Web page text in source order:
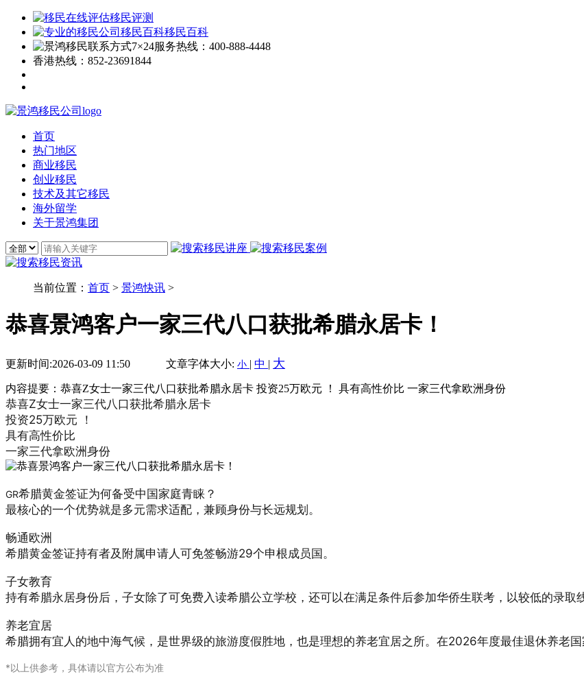
移民评测
移民百科
7×24服务热线： 400-888-4448
香港热线： 852-23691844
首页
热门地区
商业移民
创业移民
技术及其它移民
海外留学
关于景鸿集团
当前位置： 首页 > 景鸿快讯 >
恭喜景鸿客户一家三代八口获批希腊永居卡！
更新时间:2026-03-09 11:50 文章字体大小: 小 | 中 | 大
内容提要：恭喜Z女士一家三代八口获批希腊永居卡 投资25万欧元 ！ 具有高性价比 一家三代拿欧洲身份
恭喜Z女士一家三代八口获批希腊永居卡
投资25万欧元 ！
具有高性价比
一家三代拿欧洲身份
GR希腊黄金签证为何备受中国家庭青睐？
最核心的一个优势就是多元需求适配，兼顾身份与长远规划。
畅通欧洲
希腊黄金签证持有者及附属申请人可免签畅游29个申根成员国。
子女教育
持有希腊永居身份后，子女除了可免费入读希腊公立学校，还可以在满足条件后参加华侨生联考，以较低的录取
️养老宜居
希腊拥有宜人的地中海气候，是世界级的旅游度假胜地，也是理想的养老宜居之所。在2026年度最佳退休养老国
*以上供参考，具体请以官方公布为准